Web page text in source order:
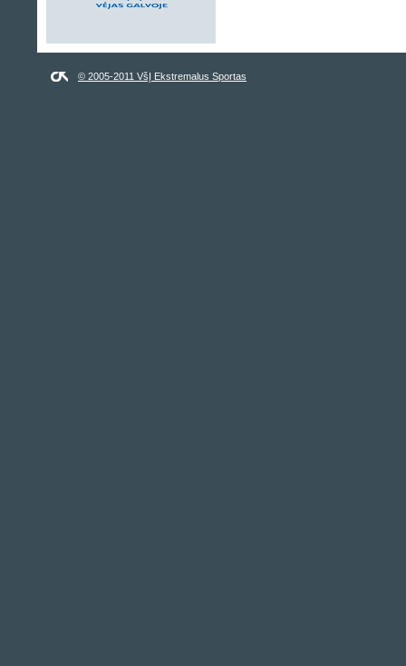
© 2005-2011 VšĮ Ekstremalus Sportas